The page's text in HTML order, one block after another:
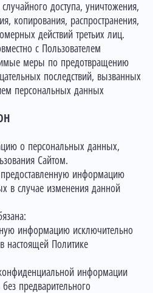
доступа, уничтожения,
копирования, распространения,
действий третьих лиц.
с Пользователем
меры по предотвращению
последствий, вызванных
персональных данных
о персональных данных,
Сайтом.
информацию
в случае изменения данной
информацию исключительно
настоящей Политике
информации
предварительного